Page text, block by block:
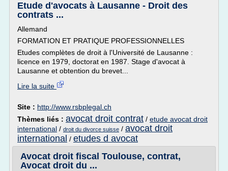
Etude d'avocats à Lausanne - Droit des
contrats ...
Allemand
FORMATION ET PRATIQUE PROFESSIONNELLES
Etudes complètes de droit à l'Université de Lausanne :
licence en 1979, doctorat en 1987. Stage d'avocat à
Lausanne et obtention du brevet...
Lire la suite
Site : http://www.rsbplegal.ch
Thèmes liés : avocat droit contrat / etude avocat droit
international / droit du divorce suisse / avocat droit
international / etudes d avocat
Avocat droit fiscal Toulouse, contrat,
Avocat droit du ...